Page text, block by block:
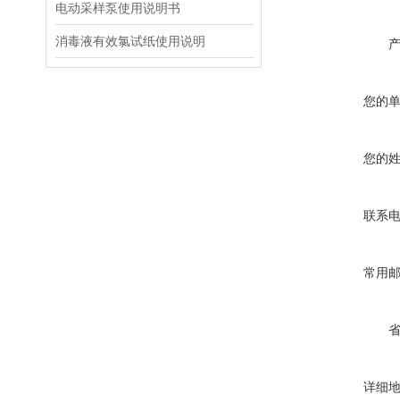
电动采样泵使用说明书
消毒液有效氯试纸使用说明
您的
您的
联系
常用
详细